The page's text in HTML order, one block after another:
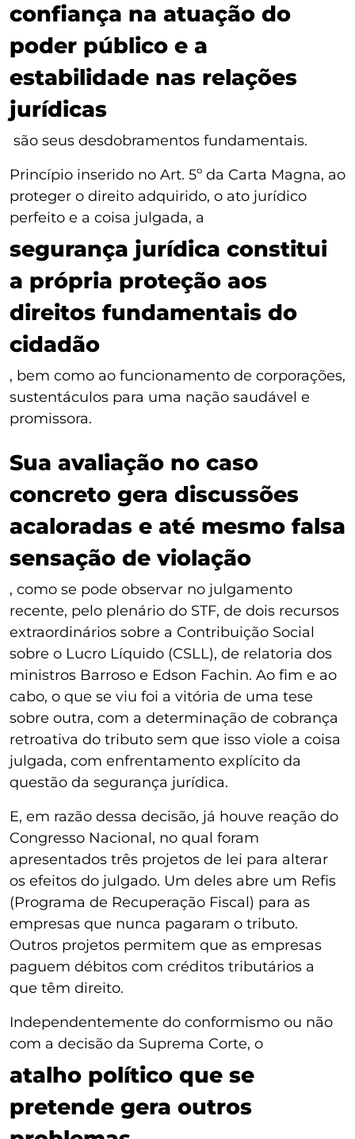
confiança na atuação do
poder público e a
estabilidade nas relações
jurídicas
são seus desdobramentos fundamentais.
Princípio inserido no Art. 5º da Carta Magna, ao
proteger o direito adquirido, o ato jurídico
perfeito e a coisa julgada, a
segurança jurídica constitui
a própria proteção aos
direitos fundamentais do
cidadão
, bem como ao funcionamento de corporações,
sustentáculos para uma nação saudável e
promissora.
Sua avaliação no caso
concreto gera discussões
acaloradas e até mesmo falsa
sensação de violação
, como se pode observar no julgamento
recente, pelo plenário do STF, de dois recursos
extraordinários sobre a Contribuição Social
sobre o Lucro Líquido (CSLL), de relatoria dos
ministros Barroso e Edson Fachin. Ao fim e ao
cabo, o que se viu foi a vitória de uma tese
sobre outra, com a determinação de cobrança
retroativa do tributo sem que isso viole a coisa
julgada, com enfrentamento explícito da
questão da segurança jurídica.
E, em razão dessa decisão, já houve reação do
Congresso Nacional, no qual foram
apresentados três projetos de lei para alterar
os efeitos do julgado. Um deles abre um Refis
(Programa de Recuperação Fiscal) para as
empresas que nunca pagaram o tributo.
Outros projetos permitem que as empresas
paguem débitos com créditos tributários a
que têm direito.
Independentemente do conformismo ou não
com a decisão da Suprema Corte, o
atalho político que se
pretende gera outros